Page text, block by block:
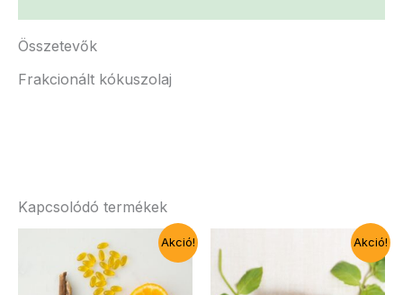
Összetevők
Frakcionált kókuszolaj
Kapcsolódó termékek
Akció! Akció!